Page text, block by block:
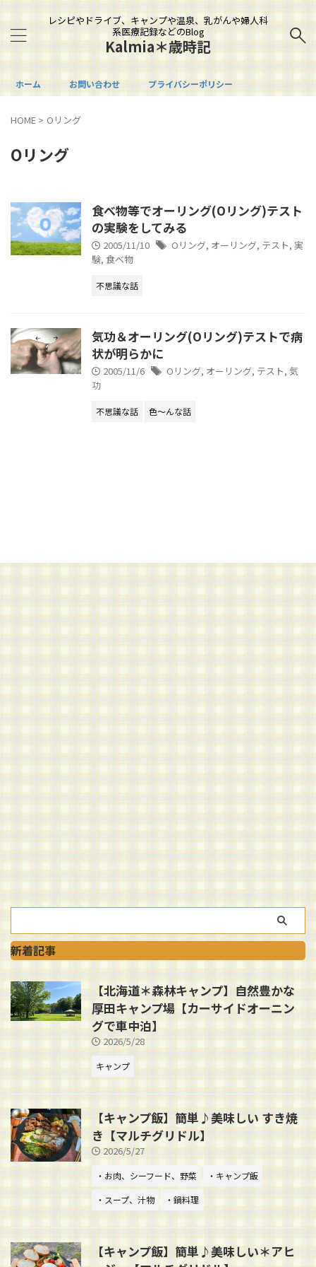
レシピやドライブ、キャンプや温泉、乳がんや婦人科
系医療記録などのBlog
Kalmia＊歳時記
ホーム お問い合わせ プライバシーポリシー
HOME > Oリング
Oリング
食べ物等でオーリング(Oリング)テスト
の実験をしてみる
2005/11/10 Oリング, オーリング, テスト, 実
験, 食べ物
不思議な話
気功＆オーリング(Oリング)テストで病
状が明らかに
2005/11/6 Oリング, オーリング, テスト, 気
功
不思議な話 色～んな話
新着記事
【北海道＊森林キャンプ】自然豊かな
厚田キャンプ場【カーサイドオーニン
グで車中泊】
2026/5/28
キャンプ
【キャンプ飯】簡単♪美味しい すき焼
き【マルチグリドル】
2026/5/27
・お肉、シーフード、野菜
・キャンプ飯
・スープ、汁物
・鍋料理
【キャンプ飯】簡単♪美味しい＊アヒ